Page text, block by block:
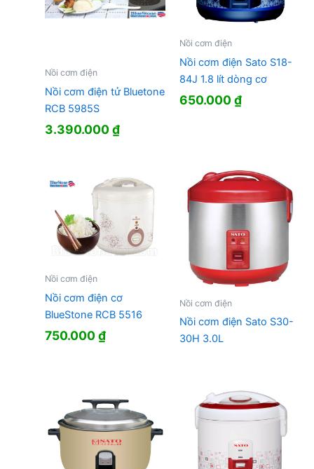
Nồi cơm điện
Nồi cơm điện tử Bluetone
RCB 5985S
3.390.000₫
Nồi cơm điện
Nồi cơm điện Sato S18-
84J 1.8 lít dòng cơ
650.000₫
Nồi cơm điện
Nồi cơm điện cơ
BlueStone RCB 5516
750.000₫
Nồi cơm điện
Nồi cơm điện Sato S30-
30H 3.0L